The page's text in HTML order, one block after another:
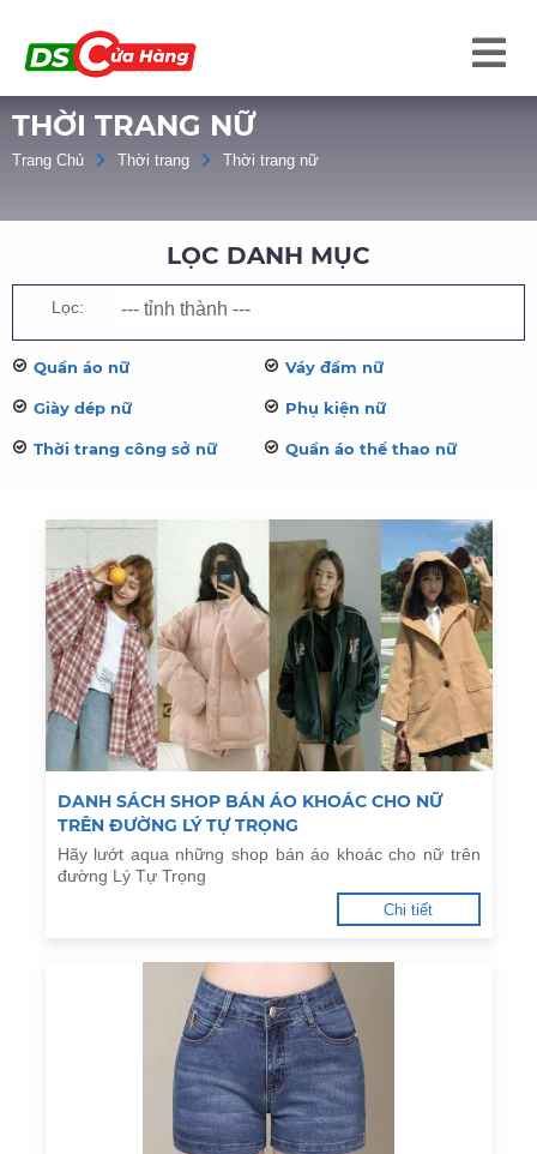
THỜI TRANG NỮ
Trang Chủ Thời trang Thời trang nữ
LỌC DANH MỤC
Lọc:
Quần áo nữ Váy đầm nữ
Giày dép nữ Phụ kiện nữ
Thời trang công sở nữ Quần áo thể thao nữ
DANH SÁCH SHOP BÁN ÁO KHOÁC CHO NỮ
TRÊN ĐƯỜNG LÝ TỰ TRỌNG
Hãy lướt aqua những shop bán áo khoác cho nữ trên
đường Lý Tự Trọng
Chi tiết